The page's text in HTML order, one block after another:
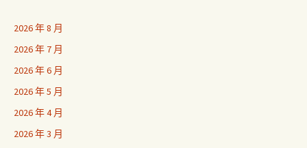
2026 年 8 月
2026 年 7 月
2026 年 6 月
2026 年 5 月
2026 年 4 月
2026 年 3 月